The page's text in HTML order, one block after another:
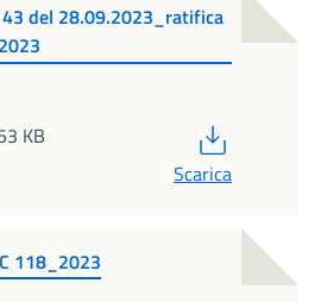
43 del 28.09.2023_ratifica
KB
Scarica
118_2023